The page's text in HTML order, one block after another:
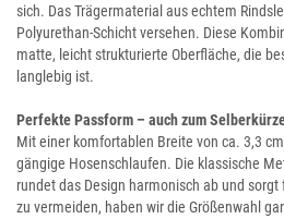
sich. Das Trägermaterial aus echtem
Polyurethan-Schicht versehen. Diese
matte, leicht strukturierte Oberfläche, die
langlebig ist.
Perfekte Passform – auch zum
Mit einer komfortablen Breite von ca. 3,3
gängige Hosenschlaufen. Die klassische
rundet das Design harmonisch ab und
zu vermeiden, haben wir die Größenwahl